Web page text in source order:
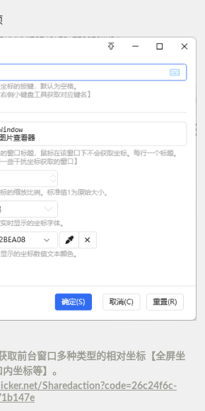
取前台窗口多种类型的相对坐标【全屏坐
坐标等】。
Sharedaction?code=26c24f6c-